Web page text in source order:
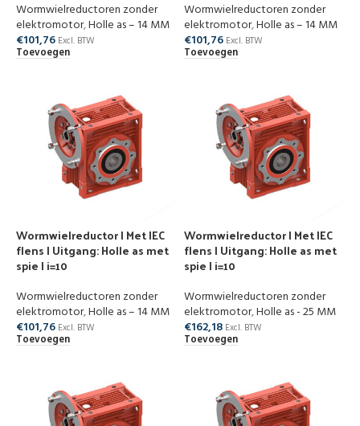
Wormwielreductoren zonder
elektromotor,Holle as – 14 MM
€101,76 Excl. BTW
Toevoegen
Wormwielreductoren zonder
elektromotor,Holle as – 14 MM
€101,76 Excl. BTW
Toevoegen
Wormwielreductor | Met IEC
flens | Uitgang: Holle as met
spie | i=10
Wormwielreductoren zonder
elektromotor,Holle as – 14 MM
€101,76 Excl. BTW
Toevoegen
Wormwielreductor | Met IEC
flens | Uitgang: Holle as met
spie | i=10
Wormwielreductoren zonder
elektromotor,Holle as - 25 MM
€162,18 Excl. BTW
Toevoegen